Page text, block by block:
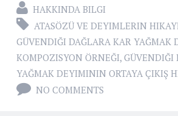
HAKKINDA BILGI
ATASÖZÜ VE DEYIMLERIN
GÜVENDIĞI DAĞLARA KAR YAĞMAK
KOMPOZISYON ÖRNEĞI, GÜVENDIĞI
YAĞMAK DEYIMININ ORTAYA ÇIKIŞ
NO COMMENTS